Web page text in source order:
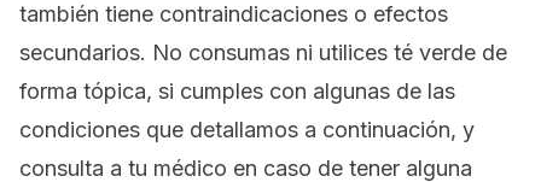
también tiene contraindicaciones o efectos
secundarios. No consumas ni utilices té verde de
forma tópica, si cumples con algunas de las
condiciones que detallamos a continuación, y
consulta a tu médico en caso de tener alguna